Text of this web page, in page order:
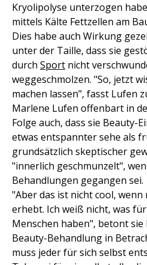
Kryolipolyse unterzogen
mittels Kälte Fettzellen am
Dies habe auch Wirkung
unter der Taille, dass sie
durch Sport nicht
weggeschmolzen. "So, jetzt
machen lassen", fasst Lufen
Marlene Lufen offenbart in
Folge auch, dass sie Beauty-
etwas entspannter sehe als
grundsätzlich skeptischer
"innerlich geschmunzelt",
Behandlungen gegangen sei.
"Aber das ist nicht cool,
erhebt. Ich weiß nicht, was
Menschen haben", betont sie
Beauty-Behandlung in
muss jeder für sich selbst